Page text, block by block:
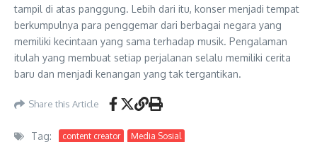
tampil di atas panggung. Lebih dari itu, konser menjadi tempat
berkumpulnya para penggemar dari berbagai negara yang
memiliki kecintaan yang sama terhadap musik. Pengalaman
itulah yang membuat setiap perjalanan selalu memiliki cerita
baru dan menjadi kenangan yang tak tergantikan.
Share this Article
Tag: content creator Media Sosial